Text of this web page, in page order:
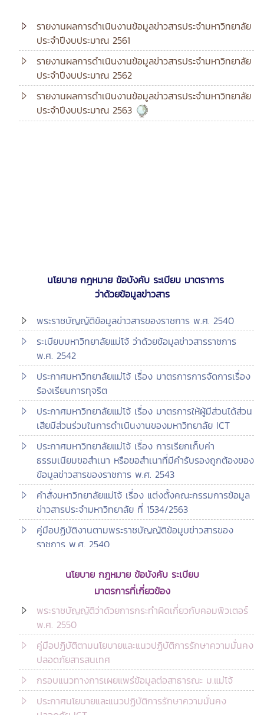
รายงานผลการดำเนินงานข้อมูลข่าวสารประจำมหาวิทยาลัย
ประจำปีงบประมาณ 2561
รายงานผลการดำเนินงานข้อมูลข่าวสารประจำมหาวิทยาลัย
ประจำปีงบประมาณ 2562
รายงานผลการดำเนินงานข้อมูลข่าวสารประจำมหาวิทยาลัย
ประจำปีงบประมาณ 2563
นโยบาย กฎหมาย ข้อบังคับ ระเบียบ มาตราการ
ว่าด้วยข้อมูลข่าวสาร
พระราชบัญญัติข้อมูลข่าวสารของราชการ พ.ศ. 2540
ระเบียบมหาวิทยาลัยแม่โจ้ ว่าด้วยข้อมูลข่าวสารราชการ
พ.ศ. 2542
ประกาศมหาวิทยาลัยแม่โจ้ เรื่อง มาตรการการจัดการเรื่อง
ร้องเรียนการทุจริต
ประกาศมหาวิทยาลัยแม่โจ้ เรื่อง มาตรการให้ผู้มีส่วนได้ส่วน
เสียมีส่วนร่วมในการดำเนินงานของมหาวิทยาลัย ICT
ประกาศมหาวิทยาลัยแม่โจ้ เรื่อง การเรียกเก็บค่า
ธรรมเนียมขอสำเนา หรือขอสำเนาที่มีคำรับรองถูกต้องของ
ข้อมูลข่าวสารของราชการ พ.ศ. 2543
คำสั่งมหาวิทยาลัยแม่โจ้ เรื่อง แต่งตั้งคณะกรรมการข้อมูล
ข่าวสารประจำมหาวิทยาลัย ที่ 1534/2563
คู่มือปฏิบัติงานตามพระราชบัญญัติข้อมูบข่าวสารของ
ราชการ พ.ศ. 2540
นโยบาย กฎหมาย ข้อบังคับ ระเบียบ
มาตรการที่เกี่ยวข้อง
พระราชบัญญัติว่าด้วยการกระทำผิดเกี่ยวกับคอมพิวเตอร์
พ.ศ. 2550
คู่มือปฏิบัติตามนโยบายและแนวปฏิบัติการรักษาความมั่นคง
ปลอดภัยสารสนเทศ
กรอบแนวทางการเผยแพร่ข้อมูลต่อสาธารณะ ม.แม่โจ้
ประกาศนโยบายและแนวปฏิบัติการรักษาความมั่นคง